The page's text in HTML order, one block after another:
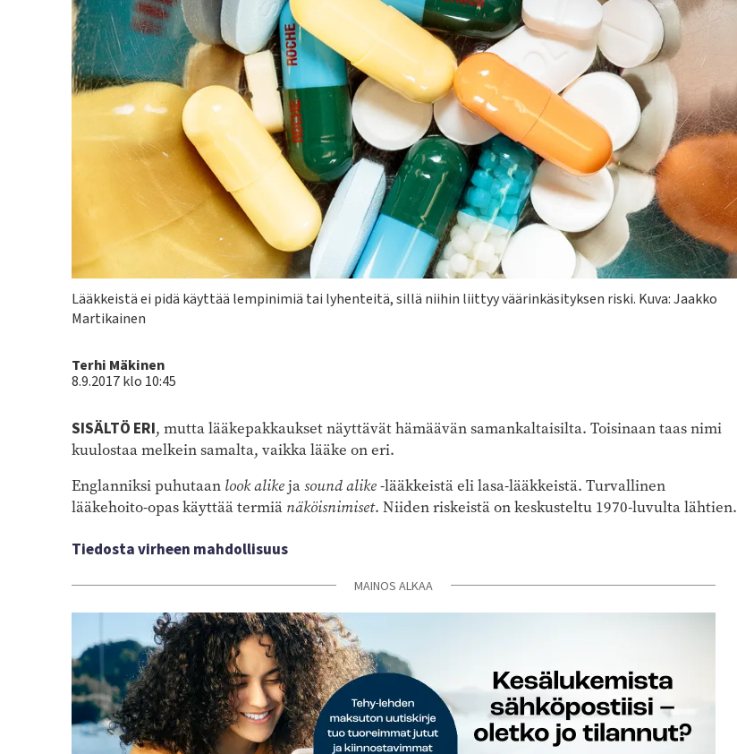
Kuvateksti
Lääkkeistä ei pidä käyttää lempinimiä tai lyhenteitä, sillä niihin liittyy väärinkäsityksen riski. Kuva: Jaakko
Martikainen
Kirjoittaja
Terhi Mäkinen
8.9.2017 klo 10:45
SISÄLTÖ ERI, mutta lääkepakkaukset näyttävät hämäävän samankaltaisilta. Toisinaan taas nimi
kuulostaa melkein samalta, vaikka lääke on eri.
Englanniksi puhutaan look alikejasound alike-lääkkeistä eli lasa-lääkkeistä. Turvallinen
lääkehoito-opas käyttää termiä näköisnimiset. Niiden riskeistä on keskusteltu 1970-luvulta lähtien.
Tiedosta virheen mahdollisuus
MAINOS ALKAA